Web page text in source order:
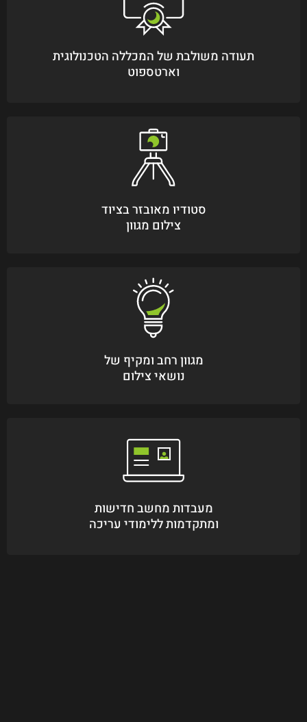
תעודה משולבת של המכללה הטכנולוגית
וארטספוט
סטודיו מאובזר בציוד
צילום מגוון
מגוון רחב ומקיף של
נושאי צילום
מעבדות מחשב חדישות
ומתקדמות ללימודי עריכה